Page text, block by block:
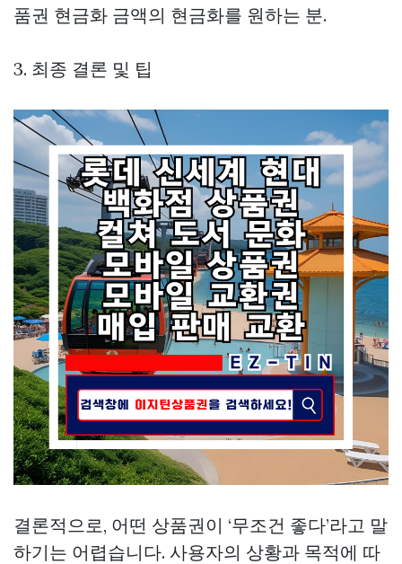
품권 현금화 금액의 현금화를 원하는 분.
3. 최종 결론 및 팁
결론적으로, 어떤 상품권이 ‘무조건 좋다’라고 말
하기는 어렵습니다. 사용자의 상황과 목적에 따